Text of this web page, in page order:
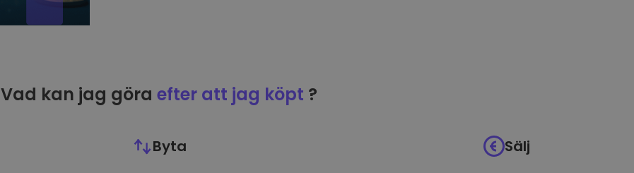
Vad kan jag göra efter att jag köpt ?
Byta Sälj